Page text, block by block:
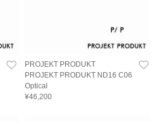
PROJEKT PRODUKT
PROJEKT PRODUKT ND16 C06
Optical
¥46,200